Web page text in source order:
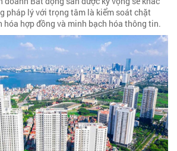
pháp lý với trọng tâm là kiểm soát chặt
hóa hợp đồng và minh bạch hóa thông tin.